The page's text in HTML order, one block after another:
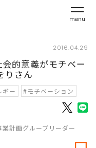
menu
2016.04.29
的意義がモチベー
りさん
ギー #モチベーション
計画グループリーダー